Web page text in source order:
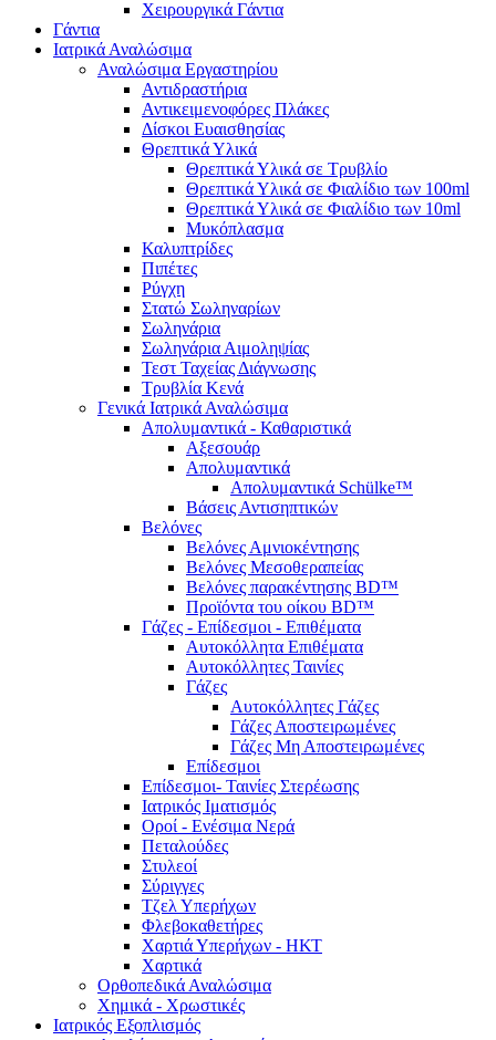
Χειρουργικά Γάντια
Γάντια
Ιατρικά Αναλώσιμα
Αναλώσιμα Εργαστηρίου
Αντιδραστήρια
Αντικειμενοφόρες Πλάκες
Δίσκοι Ευαισθησίας
Θρεπτικά Υλικά
Θρεπτικά Υλικά σε Τρυβλίο
Θρεπτικά Υλικά σε Φιαλίδιο των 100ml
Θρεπτικά Υλικά σε Φιαλίδιο των 10ml
Μυκόπλασμα
Καλυπτρίδες
Πιπέτες
Ρύγχη
Στατώ Σωληναρίων
Σωληνάρια
Σωληνάρια Αιμοληψίας
Τεστ Ταχείας Διάγνωσης
Τρυβλία Κενά
Γενικά Ιατρικά Αναλώσιμα
Απολυμαντικά - Καθαριστικά
Αξεσουάρ
Απολυμαντικά
Απολυμαντικά Schülke™
Βάσεις Αντισηπτικών
Βελόνες
Βελόνες Αμνιοκέντησης
Βελόνες Μεσοθεραπείας
Βελόνες παρακέντησης BD™
Προϊόντα του οίκου BD™
Γάζες - Επίδεσμοι - Επιθέματα
Αυτοκόλλητα Επιθέματα
Αυτοκόλλητες Ταινίες
Γάζες
Αυτοκόλλητες Γάζες
Γάζες Αποστειρωμένες
Γάζες Μη Αποστειρωμένες
Επίδεσμοι
Επίδεσμοι- Ταινίες Στερέωσης
Ιατρικός Ιματισμός
Οροί - Ενέσιμα Νερά
Πεταλούδες
Στυλεοί
Σύριγγες
Τζελ Υπερήχων
Φλεβοκαθετήρες
Χαρτιά Υπερήχων - ΗΚΤ
Χαρτικά
Ορθοπεδικά Αναλώσιμα
Χημικά - Χρωστικές
Ιατρικός Εξοπλισμός